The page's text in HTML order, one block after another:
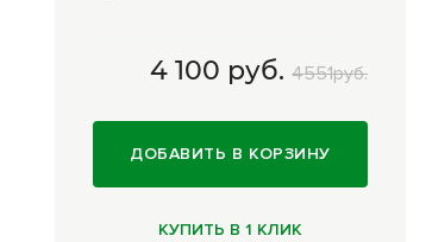
4 100 руб. 4551руб.
100 мл (из ядер абрикоса) 4
ДОБАВИТЬ В КОРЗИНУ
КУПИТЬ В 1 КЛИК